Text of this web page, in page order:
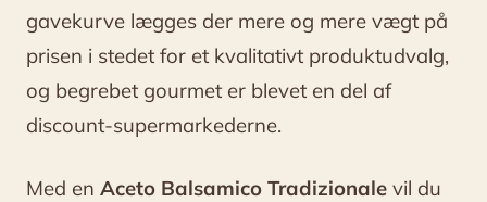
gavekurve lægges der mere og mere vægt på
prisen i stedet for et kvalitativt produktudvalg,
og begrebet gourmet er blevet en del af
discount-supermarkederne.
Med en Aceto Balsamico Tradizionale vil du